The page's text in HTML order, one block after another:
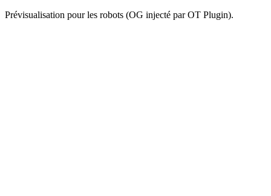
Prévisualisation pour les robots (OG injecté par OT Plugin).